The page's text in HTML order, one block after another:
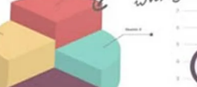
giải
(2560 x 1440 pixel). Độ phân
so với màn hình Full HD thông thường.
các tác vụ đồ họa, video hoặc khi chơi
nghiệm giải trí.